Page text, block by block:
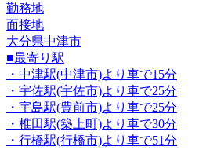
勤務地
面接地
大分県中津市
■最寄り駅
・中津駅(中津市)より車で15分
・宇佐駅(宇佐市)より車で25分
・宇島駅(豊前市)より車で25分
・椎田駅(築上町)より車で30分
・行橋駅(行橋市)より車で51分